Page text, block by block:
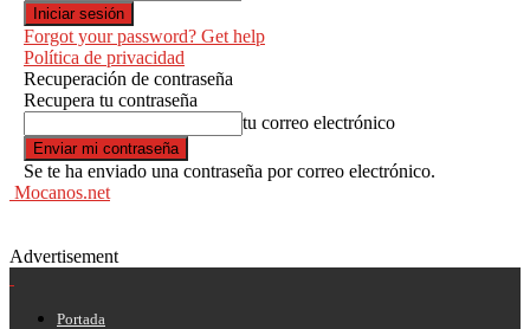
Forgot your password? Get help
Política de privacidad
Recuperación de contraseña
Recupera tu contraseña
tu correo electrónico
Se te ha enviado una contraseña por correo electrónico.
Mocanos.net
Advertisement
Portada